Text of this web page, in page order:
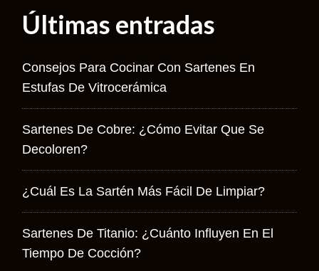
Últimas entradas
Consejos Para Cocinar Con Sartenes En
Estufas De Vitrocerámica
Sartenes De Cobre: ¿cómo Evitar Que Se
Decoloren?
¿Cuál Es La Sartén Más Fácil De Limpiar?
Sartenes De Titanio: ¿cuánto Influyen En El
Tiempo De Cocción?